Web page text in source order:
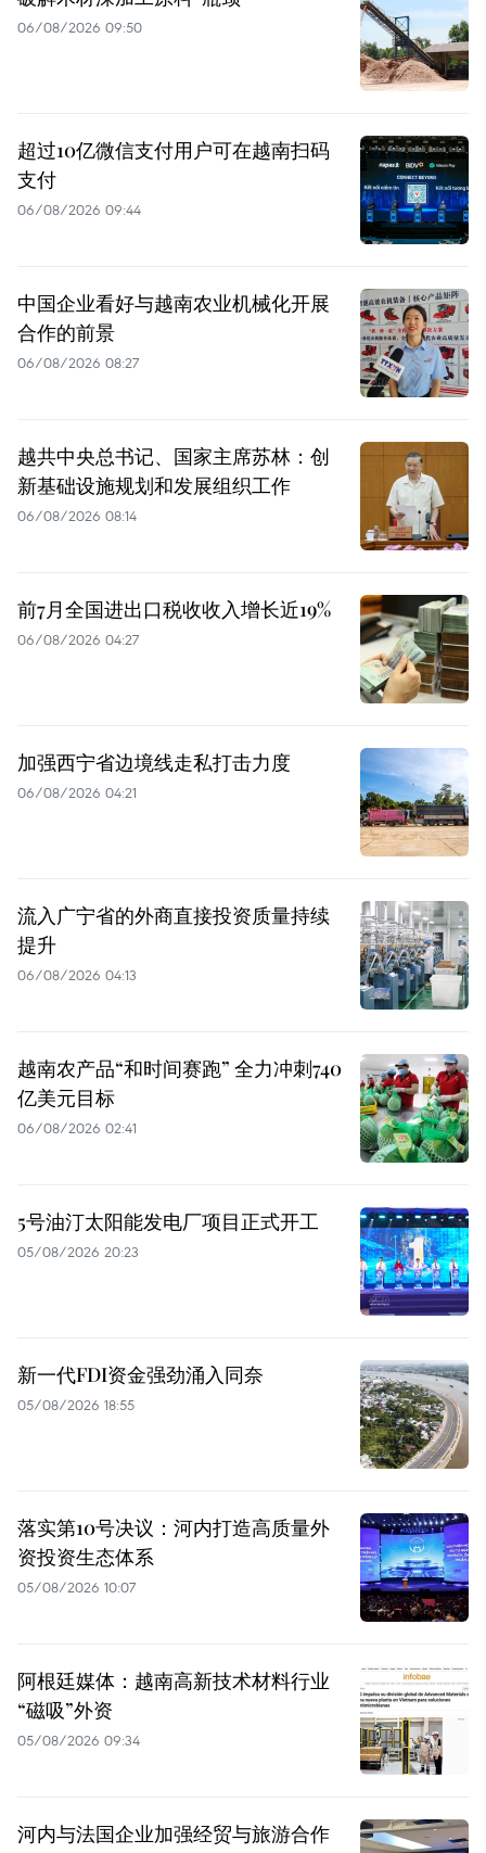
06/08/2026 09:50
超过10亿微信支付用户可在越南扫码
支付
06/08/2026 09:44
中国企业看好与越南农业机械化开展
合作的前景
06/08/2026 08:27
越共中央总书记、国家主席苏林：创
新基础设施规划和发展组织工作
06/08/2026 08:14
前7月全国进出口税收收入增长近19%
06/08/2026 04:27
加强西宁省边境线走私打击力度
06/08/2026 04:21
流入广宁省的外商直接投资质量持续
提升
06/08/2026 04:13
越南农产品“和时间赛跑” 全力冲刺740
亿美元目标
06/08/2026 02:41
5号油汀太阳能发电厂项目正式开工
05/08/2026 20:23
新一代FDI资金强劲涌入同奈
05/08/2026 18:55
落实第10号决议：河内打造高质量外
资投资生态体系
05/08/2026 10:07
阿根廷媒体：越南高新技术材料行业
“磁吸”外资
05/08/2026 09:34
河内与法国企业加强经贸与旅游合作